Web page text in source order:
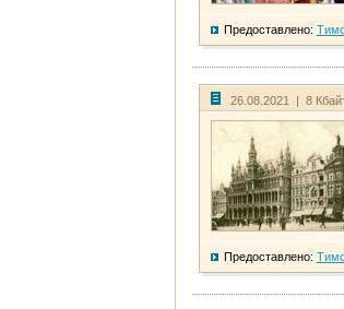
Предоставлено:
26.08.2021 | 8
Предоставлено: